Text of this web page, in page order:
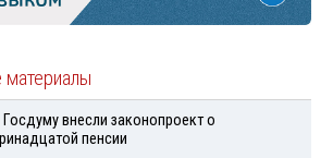
Госдуму внесли законопроект о
пенсии